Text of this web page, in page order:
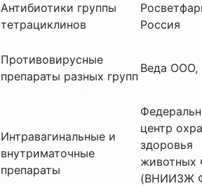
Антибиотики группы
тетрациклинов
Россия
Противовирусные
препараты разных групп
Веда ООО,
Интравагинальные и
внутриматочные
препараты
центр
здоровья
животных
(ВНИИЗЖ